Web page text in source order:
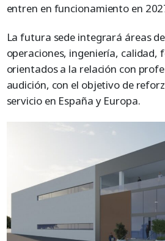
entren en funcionamiento en
La futura sede integrará áreas
operaciones, ingeniería, calidad,
orientados a la relación con
audición, con el objetivo de
servicio en España y Europa.